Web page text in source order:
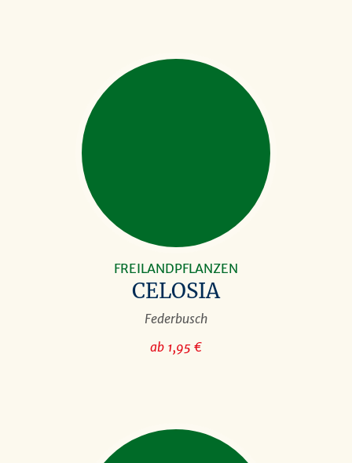
CELOSIA
FREILANDPFLANZEN
Federbusch
ab 1,95 €